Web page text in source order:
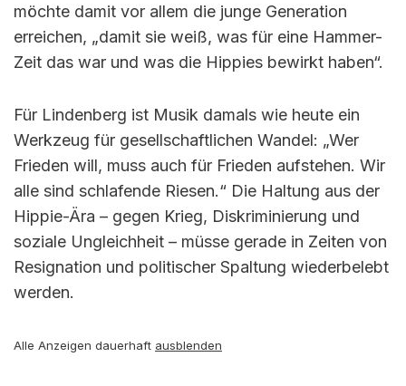
möchte damit vor allem die junge Generation
erreichen, „damit sie weiß, was für eine Hammer-
Zeit das war und was die Hippies bewirkt haben“.
Für Lindenberg ist Musik damals wie heute ein
Werkzeug für gesellschaftlichen Wandel: „Wer
Frieden will, muss auch für Frieden aufstehen. Wir
alle sind schlafende Riesen.“ Die Haltung aus der
Hippie-Ära – gegen Krieg, Diskriminierung und
soziale Ungleichheit – müsse gerade in Zeiten von
Resignation und politischer Spaltung wiederbelebt
werden.
Alle Anzeigen dauerhaft ausblenden